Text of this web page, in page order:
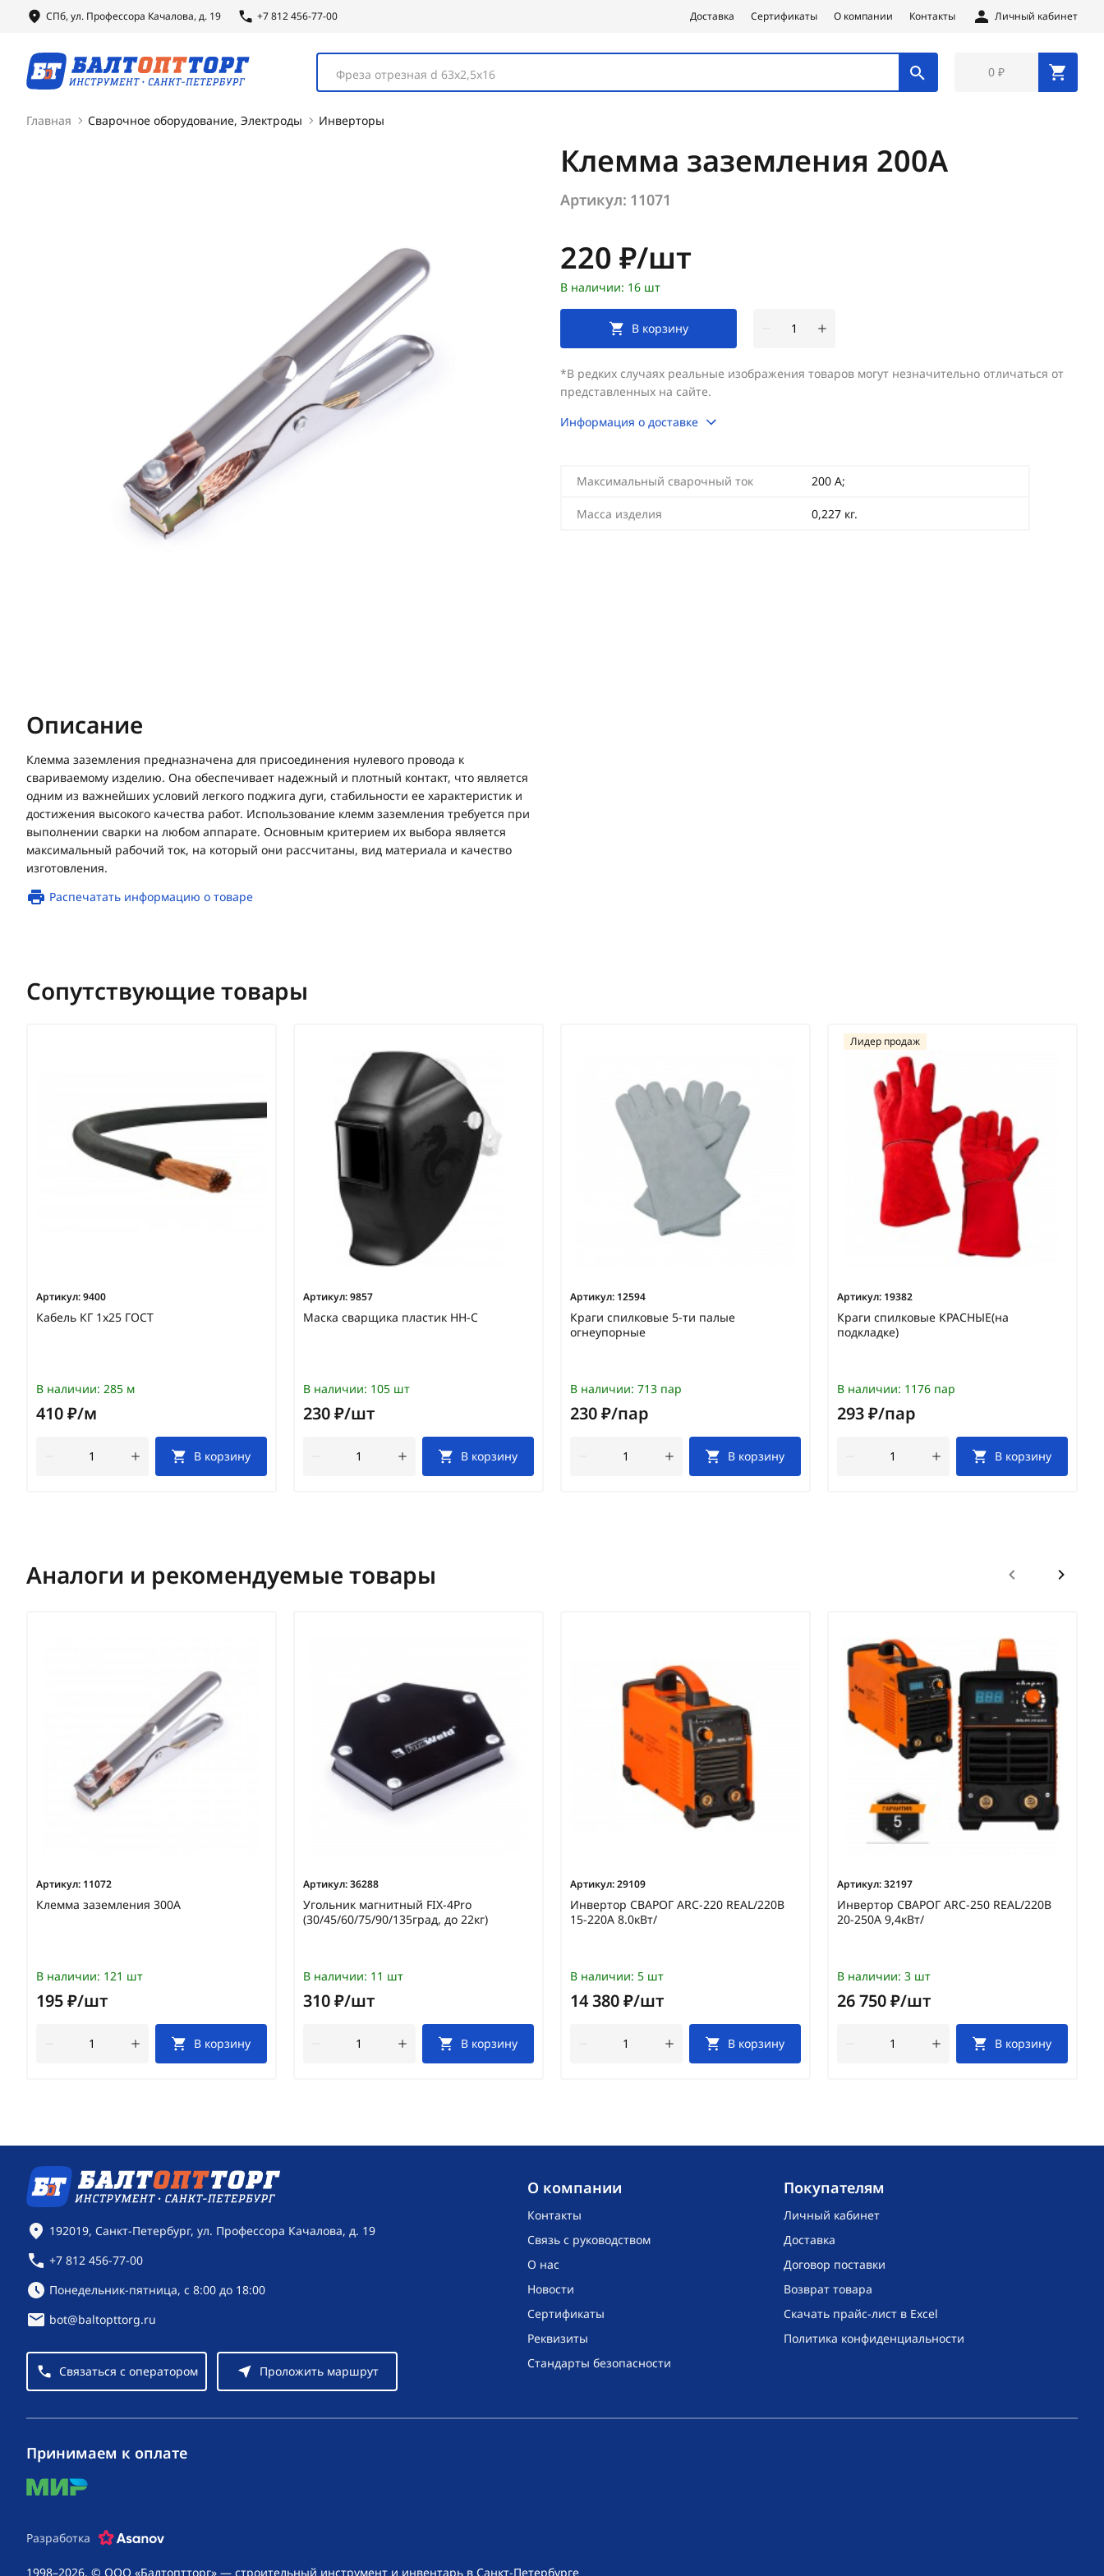
СПб, ул. Профессора Качалова, д. 19 +7 812 456-77-00 Доставка Сертификаты О компании Контакты Личный кабинет
Фреза отрезная d 63х2,5х16 0 ₽
Главная Сварочное оборудование, Электроды Инверторы
Клемма заземления 200А
Артикул: 11071
Цена:
220 ₽/шт
В наличии: 16 шт
В корзину
*В редких случаях реальные изображения товаров могут незначительно отличаться от
представленных на сайте.
Информация о доставке
Максимальный сварочный ток 200 А;
Масса изделия 0,227 кг.
Описание
Клемма заземления предназначена для присоединения нулевого провода к
свариваемому изделию. Она обеспечивает надежный и плотный контакт, что является
одним из важнейших условий легкого поджига дуги, стабильности ее характеристик и
достижения высокого качества работ. Использование клемм заземления требуется при
выполнении сварки на любом аппарате. Основным критерием их выбора является
максимальный рабочий ток, на который они рассчитаны, вид материала и качество
изготовления.
Распечатать информацию о товаре
Сопутствующие товары
Артикул:9400
Кабель КГ 1х25 ГОСТ
В наличии: 285 м
410 ₽/м
В корзину
Артикул:9857
Маска сварщика пластик НН-С
В наличии: 105 шт
230 ₽/шт
В корзину
Артикул: 12594
Краги спилковые 5-ти палые
огнеупорные
В наличии: 713 пар
230 ₽/пар
В корзину
Артикул: 19382
Краги спилковые КРАСНЫЕ(на
подкладке)
Лидер продаж
В наличии: 1176 пар
293 ₽/пар
В корзину
Аналоги и рекомендуемые товары
Артикул: 11072
Клемма заземления 300А
В наличии: 121 шт
195 ₽/шт
В корзину
Артикул:36288
Угольник магнитный FIX-4Pro
(30/45/60/75/90/135град, до 22кг)
В наличии: 11 шт
310 ₽/шт
В корзину
Артикул:29109
Инвертор СВАРОГ ARC-220 REAL/220В
15-220А 8.0кВт/
В наличии: 5 шт
14 380 ₽/шт
В корзину
Артикул:32197
Инвертор СВАРОГ ARC-250 REAL/220В
20-250А 9,4кВт/
В наличии: 3 шт
26 750 ₽/шт
В корзину
O компании
Контакты
Связь с руководством
О нас
Новости
Сертификаты
Реквизиты
Стандарты безопасности
Покупателям
Личный кабинет
Доставка
Договор поставки
Возврат товара
Скачать прайс-лист в Excel
Политика конфиденциальности
Контактная информация
192019, Санкт-Петербург, ул. Профессора Качалова, д. 19
+7 812 456-77-00
Режим работы:
Понедельник-пятница, с 8:00 до 18:00
bot@baltopttorg.ru
Связаться с оператором Проложить маршрут
1998–2026, © ООО «Балтоптторг» — строительный инструмент и инвентарь в Санкт-Петербурге
Принимаем к оплате
mir
Разработка